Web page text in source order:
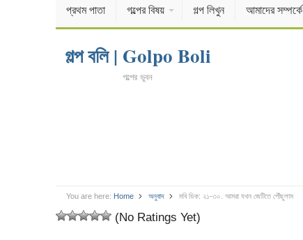
প্রথম পাতা গল্পের বিষয় গল্প লিখুন আমাদের সম্পর্কে
গল্প বলি | Golpo Boli
গল্পের ভুবন
You are here: Home অনুবাদ মবি ডিক: ২১-৩০. আমরা যখন জেটিতে পৌঁছুলাম
(No Ratings Yet)